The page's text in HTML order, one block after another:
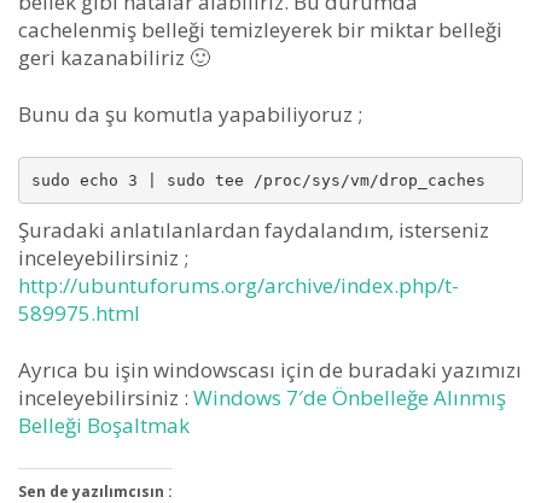
cachelenmiş belleği temizleyerek bir miktar belleği
geri kazanabiliriz 🙂
Bunu da şu komutla yapabiliyoruz ;
sudo echo 3 | sudo tee /proc/sys/vm/drop_caches
Şuradaki anlatılanlardan faydalandım, isterseniz
inceleyebilirsiniz ;
http://ubuntuforums.org/archive/index.php/t-
589975.html
Ayrıca bu işin windowscası için de buradaki yazımızı
inceleyebilirsiniz : Windows 7′de Önbelleğe Alınmış
Belleği Boşaltmak
Sen de yazılımcısın :